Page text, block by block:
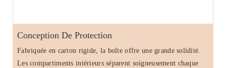
Conception De Protection
Fabriquée en carton rigide, la boîte offre une grande solidité.
Les compartiments intérieurs séparent soigneusement chaque